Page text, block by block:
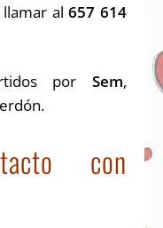
llamar al657 614
por Sem,
con